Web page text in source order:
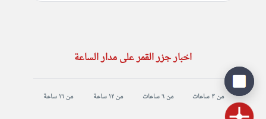
اخبار جزر القمر على مدار الساعة
من ٣ ساعات من ٦ ساعات من ١٢ ساعة من ١٦ ساعة